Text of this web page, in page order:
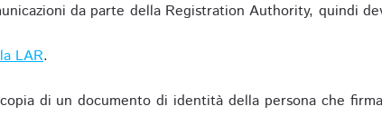
da parte della Registration Authority, quindi
LAR.
di un documento di identità della persona che